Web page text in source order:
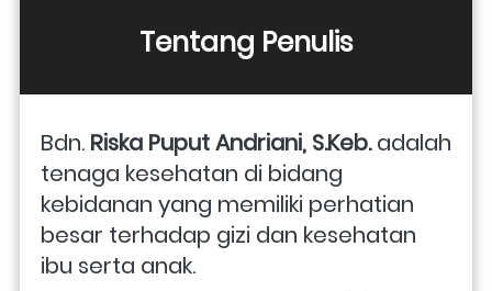
Tentang Penulis
Bdn. Riska Puput Andriani, S.Keb. adalah
tenaga kesehatan di bidang
kebidanan yang memiliki perhatian
besar terhadap gizi dan kesehatan
ibu serta anak.